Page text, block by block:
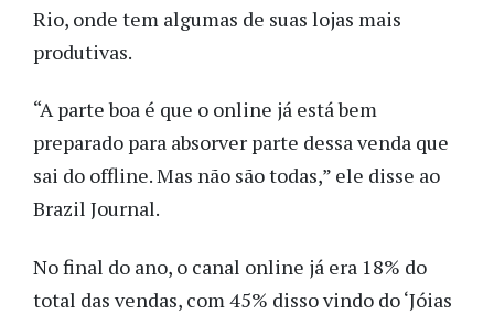
Rio, onde tem algumas de suas lojas mais
produtivas.
“A parte boa é que o online já está bem
preparado para absorver parte dessa venda que
sai do offline. Mas não são todas,” ele disse ao
Brazil Journal.
No final do ano, o canal online já era 18% do
total das vendas, com 45% disso vindo do ‘Jóias